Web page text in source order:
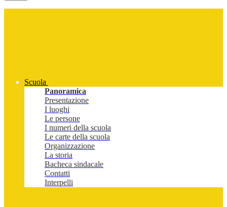
Scuola
Panoramica
Presentazione
I luoghi
Le persone
I numeri della scuola
Le carte della scuola
Organizzazione
La storia
Bacheca sindacale
Contatti
Interpelli